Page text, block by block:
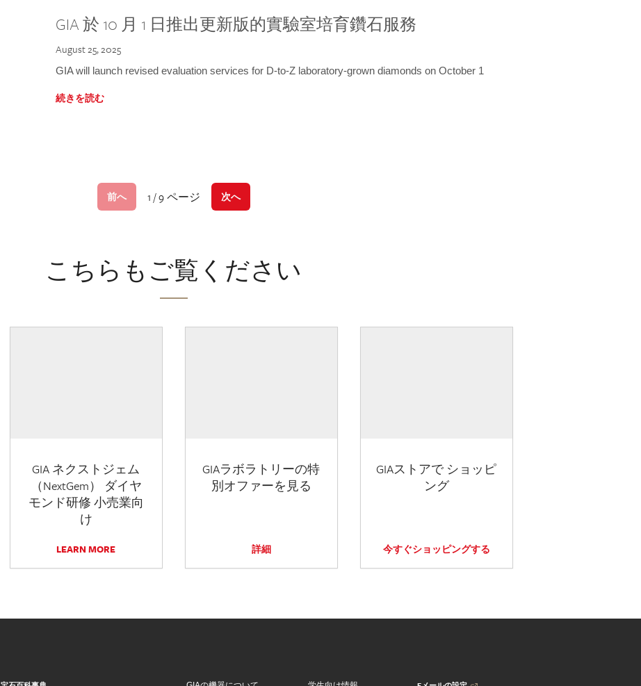
GIA 於 10 月 1 日推出更新版的實驗室培育鑽石服務
August 25, 2025
GIA will launch revised evaluation services for D-to-Z laboratory-grown diamonds on October 1
続きを読む
前へ 1 / 9 ページ 次へ
こちらもご覧ください
GIA ネクストジェム
（NextGem） ダイヤ
モンド研修 小売業向
け
LEARN MORE
GIAラボラトリーの特
別オファーを見る
詳細
GIAストアで ショッピ
ング
今すぐショッピングする